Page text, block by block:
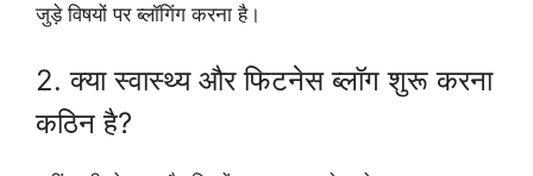
जुड़े विषयों पर ब्लॉगिंग करना है।
2. क्या स्वास्थ्य और फिटनेस ब्लॉग शुरू करना
कठिन है?